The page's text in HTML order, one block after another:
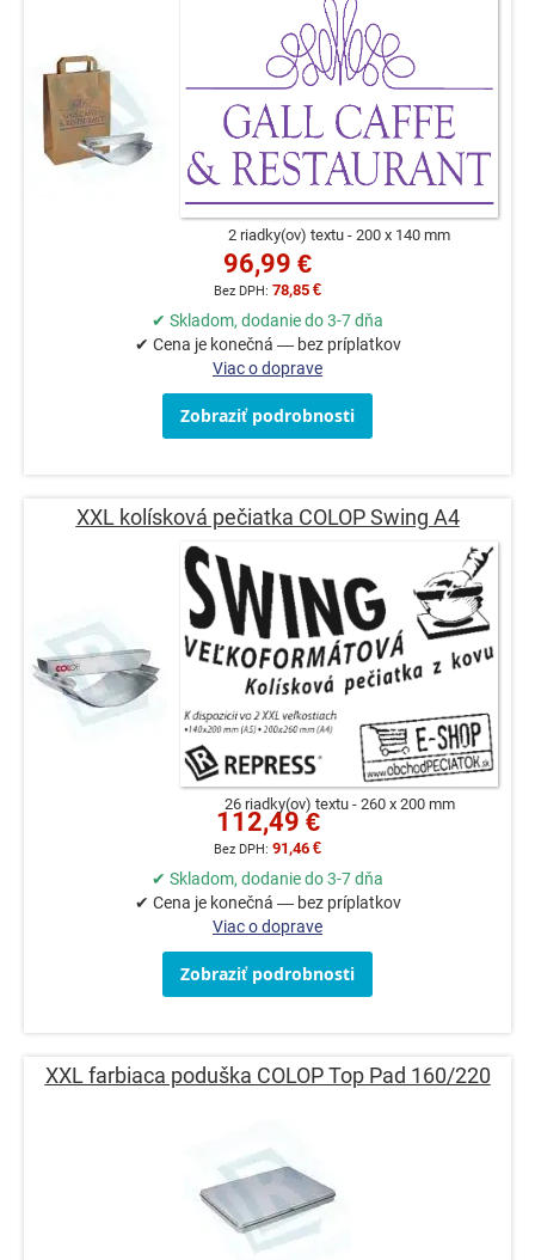
2 riadky(ov) textu 200 x 140 mm
96,99 €
78,85 €
✔ Skladom, dodanie do 3-7 dňa
✔ Cena je konečná — bez príplatkov
Viac o doprave
Zobraziť podrobnosti
XXL kolísková pečiatka COLOP Swing A4
26 riadky(ov) textu 260 x 200 mm
112,49 €
91,46 €
✔ Skladom, dodanie do 3-7 dňa
✔ Cena je konečná — bez príplatkov
Viac o doprave
Zobraziť podrobnosti
XXL farbiaca poduška COLOP Top Pad 160/220